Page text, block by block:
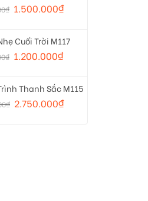
₫ 1.500.000₫
Cuối Trời M117
₫ 1.200.000₫
Thanh Sắc M115
₫ 2.750.000₫